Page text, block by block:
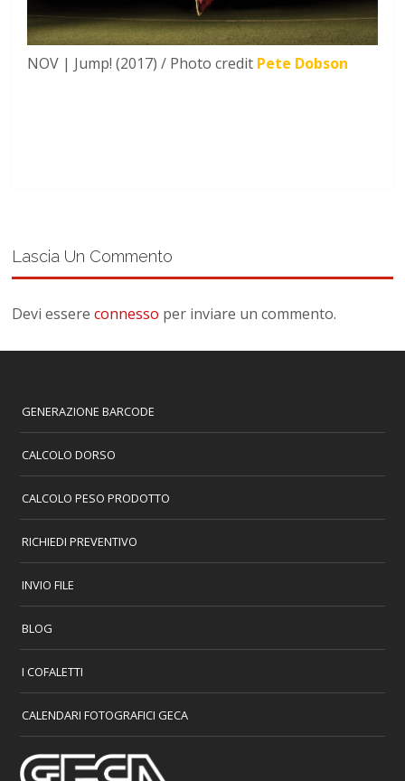
NOV | Jump! (2017) / Photo credit Pete Dobson
Lascia Un Commento
Devi essereconnesso per inviare un commento.
GENERAZIONE BARCODE
CALCOLO DORSO
CALCOLO PESO PRODOTTO
RICHIEDI PREVENTIVO
INVIO FILE
BLOG
I COFALETTI
CALENDARI FOTOGRAFICI GECA